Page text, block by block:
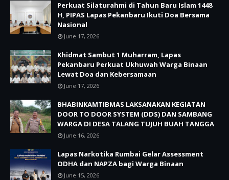
Perkuat Silaturahmi di Tahun Baru Islam 1448
H, PIPAS Lapas Pekanbaru Ikuti Doa Bersama
Nasional
June 17, 2026
Khidmat Sambut 1 Muharram, Lapas
Pekanbaru Perkuat Ukhuwah Warga Binaan
Lewat Doa dan Kebersamaan
June 17, 2026
BHABINKAMTIBMAS LAKSANAKAN KEGIATAN
DOOR TO DOOR SYSTEM (DDS) DAN SAMBANG
WARGA DI DESA TALANG TUJUH BUAH TANGGA
June 16, 2026
Lapas Narkotika Rumbai Gelar Assessment
ODHA dan NAPZA bagi Warga Binaan
June 15, 2026